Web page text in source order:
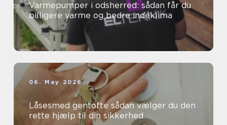
Varmepumper i odsherred: sådan får du
billigere varme og bedre indeklima
06. May 2026
Låsesmed gentofte sådan vælger du den
rette hjælp til din sikkerhed